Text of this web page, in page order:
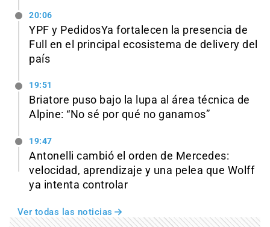
20:06
YPF y PedidosYa fortalecen la presencia de
Full en el principal ecosistema de delivery del
país
19:51
Briatore puso bajo la lupa al área técnica de
Alpine: “No sé por qué no ganamos”
19:47
Antonelli cambió el orden de Mercedes:
velocidad, aprendizaje y una pelea que Wolff
ya intenta controlar
Ver todas las noticias